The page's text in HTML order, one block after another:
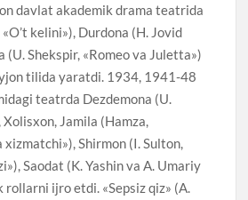
davlat akademik drama teatrida
«O’t kelini»), Durdona (H. Jovid
(U. Shekspir, «Romeo va Juletta»)
tilida yaratdi. 1934, 1941-48
teatrda Dezdemona (U.
Jamila (Hamza,
xizmatchi»), Shirmon (I. Sulton,
Saodat (K. Yashin va A. Umariy
rollarni ijro etdi. «Sepsiz qiz» (A.